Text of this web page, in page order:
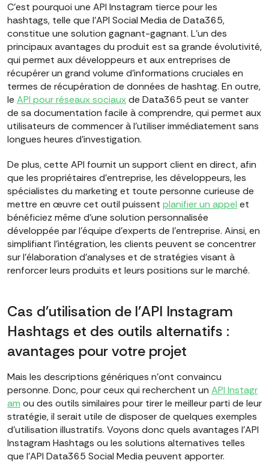
C'est pourquoi une API Instagram tierce pour les
hashtags, telle que l'API Social Media de Data365,
constitue une solution gagnant-gagnant. L'un des
principaux avantages du produit est sa grande évolutivité,
qui permet aux développeurs et aux entreprises de
récupérer un grand volume d'informations cruciales en
termes de récupération de données de hashtag. En outre,
le API pour réseaux sociauxde Data365 peut se vanter
de sa documentation facile à comprendre, qui permet aux
utilisateurs de commencer à l'utiliser immédiatement sans
longues heures d'investigation.
De plus, cette API fournit un support client en direct, afin
que les propriétaires d'entreprise, les développeurs, les
spécialistes du marketing et toute personne curieuse de
mettre en œuvre cet outil puissent planifier un appel et
bénéficiez même d'une solution personnalisée
développée par l'équipe d'experts de l'entreprise. Ainsi, en
simplifiant l'intégration, les clients peuvent se concentrer
sur l'élaboration d'analyses et de stratégies visant à
renforcer leurs produits et leurs positions sur le marché.
Cas d'utilisation de l'API Instagram
Hashtags et des outils alternatifs :
avantages pour votre projet
Mais les descriptions génériques n'ont convaincu
personne. Donc, pour ceux qui recherchent un API Instagr
am ou des outils similaires pour tirer le meilleur parti de leur
stratégie, il serait utile de disposer de quelques exemples
d'utilisation illustratifs. Voyons donc quels avantages l'API
Instagram Hashtags ou les solutions alternatives telles
que l'API Data365 Social Media peuvent apporter.